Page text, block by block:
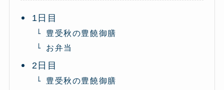
1日目
豊受秋の豊饒御膳
お弁当
2日目
豊受秋の豊饒御膳